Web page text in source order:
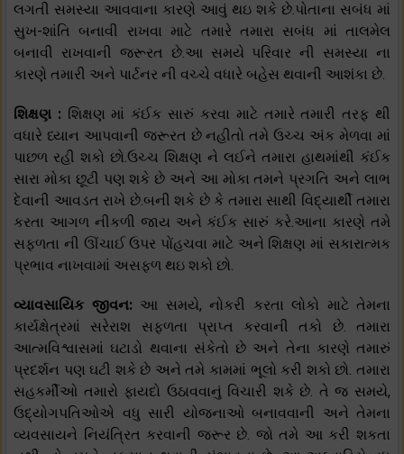
લગતી સમસ્યા આવવાના કારણે આવું થઇ શકે છે.પોતાના સબંધ માં
સુખ-શાંતિ બનાવી રાખવા માટે તમારે તમારા સબંધ માં તાલમેલ
બનાવી રાખવાની જરૂરત છે.આ સમયે પરિવાર ની સમસ્યા ના
કારણે તમારી અને પાર્ટનર ની વચ્ચે વધારે બહેસ થવાની આશંકા છે.
શિક્ષણ : શિક્ષણ માં કંઈક સારું કરવા માટે તમારે તમારી તરફ થી
વધારે ધ્યાન આપવાની જરૂરત છે નહીતો તમે ઉચ્ચ અંક મેળવા માં
પાછળ રહી શકો છો.ઉચ્ચ શિક્ષણ ને લઈને તમારા હાથમાંથી કંઈક
સારા મોકા છૂટી પણ શકે છે અને આ મોકા તમને પ્રગતિ અને લાભ
દેવાની આવડત રાખે છે.બની શકે છે કે તમારા સાથી વિદ્યાર્થી તમારા
કરતા આગળ નીકળી જાય અને કંઈક સારું કરે.આના કારણે તમે
સફળતા ની ઊંચાઈ ઉપર પોંહચવા માટે અને શિક્ષણ માં સકારાત્મક
પ્રભાવ નાખવામાં અસફળ થઇ શકો છો.
વ્યાવસાયિક જીવન: આ સમયે, નોકરી કરતા લોકો માટે તેમના
કાર્યક્ષેત્રમાં સરેરાશ સફળતા પ્રાપ્ત કરવાની તકો છે. તમારા
આત્મવિશ્વાસમાં ઘટાડો થવાના સંકેતો છે અને તેના કારણે તમારું
પ્રદર્શન પણ ઘટી શકે છે અને તમે કામમાં ભૂલો કરી શકો છો. તમારા
સહકર્મીઓ તમારો ફાયદો ઉઠાવવાનું વિચારી શકે છે. તે જ સમયે,
ઉદ્યોગપતિઓએ વધુ સારી યોજનાઓ બનાવવાની અને તેમના
વ્યવસાયને નિયંત્રિત કરવાની જરૂર છે. જો તમે આ કરી શકતા